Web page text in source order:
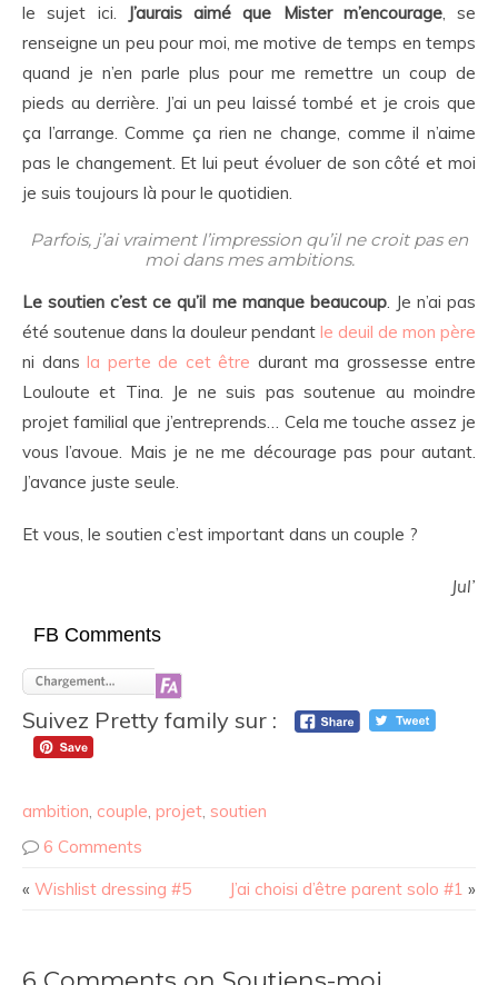
le sujet ici. J’aurais aimé que Mister m’encourage, se
renseigne un peu pour moi, me motive de temps en temps
quand je n’en parle plus pour me remettre un coup de
pieds au derrière. J’ai un peu laissé tombé et je crois que
ça l’arrange. Comme ça rien ne change, comme il n’aime
pas le changement. Et lui peut évoluer de son côté et moi
je suis toujours là pour le quotidien.
Parfois, j’ai vraiment l’impression qu’il ne croit pas en
moi dans mes ambitions.
Le soutien c’est ce qu’il me manque beaucoup. Je n’ai pas
été soutenue dans la douleur pendant le deuil de mon père
ni dans la perte de cet être durant ma grossesse entre
Louloute et Tina. Je ne suis pas soutenue au moindre
projet familial que j’entreprends… Cela me touche assez je
vous l’avoue. Mais je ne me décourage pas pour autant.
J’avance juste seule.
Et vous, le soutien c’est important dans un couple ?
Jul’
FB Comments
Suivez Pretty family sur :
ambition, couple, projet, soutien
6 Comments
« Wishlist dressing #5 J’ai choisi d’être parent solo #1 »